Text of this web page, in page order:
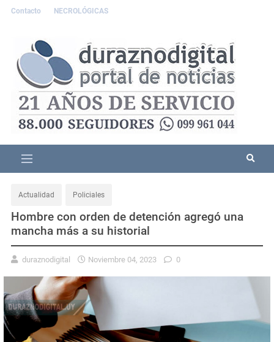
Contacto NECROLÓGICAS
Actualidad Policiales
Hombre con orden de detención agregó una
mancha más a su historial
duraznodigital Noviembre 04, 2023 0